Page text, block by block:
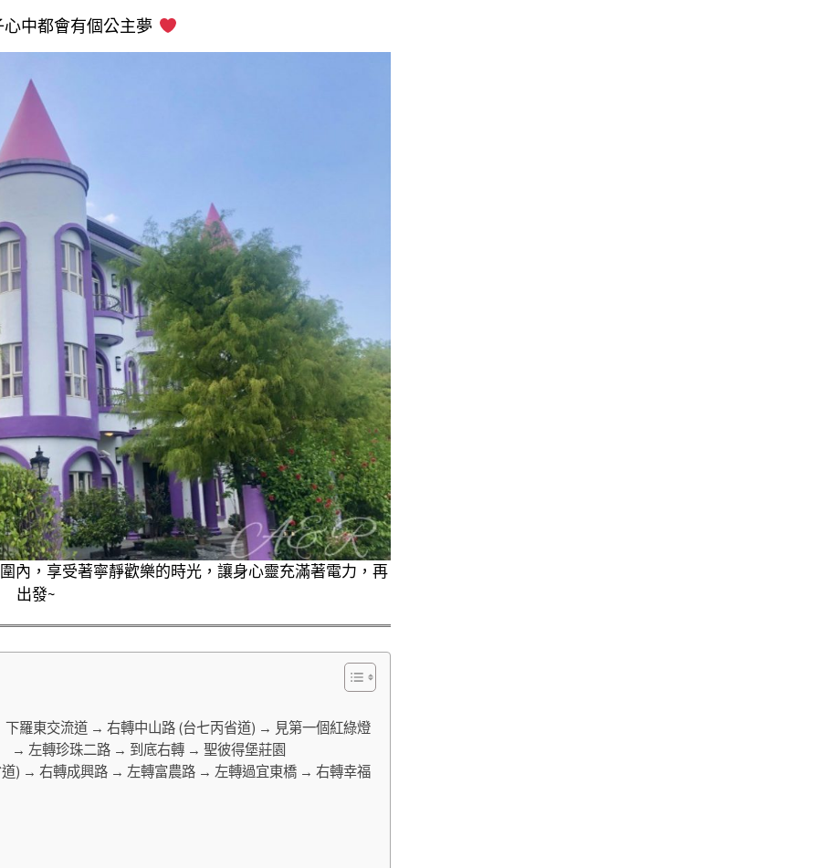
中都會有個公主夢
內，享受著寧靜歡樂的時光，讓身心靈充滿著電力，再
出發~
東交流道 → 右轉中山路 (台七丙省道) → 見第一個紅綠燈
→ 左轉珍珠二路 → 到底右轉 → 聖彼得堡莊園
) → 右轉成興路 → 左轉富農路 → 左轉過宜東橋 → 右轉幸福